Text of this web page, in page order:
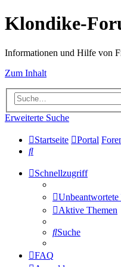
Klondike-
Informationen und Hilfe von
Zum Inhalt
Erweiterte Suche
Startseite Portal
Suche
Schnellzugriff
Unbeantwortete
Aktive Themen
Suche
FAQ